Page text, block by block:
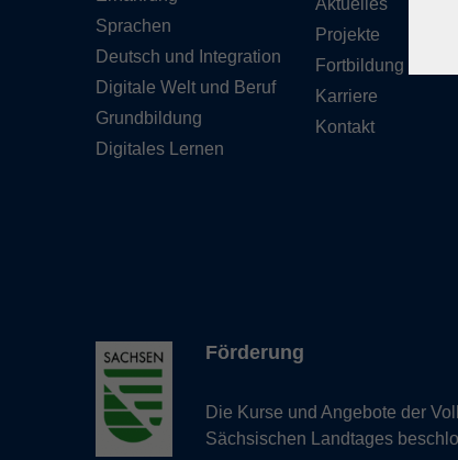
Sprachen
Deutsch und Integration
Digitale Welt und Beruf
Grundbildung
Digitales Lernen
Projekte
Fortbildung
Karriere
Kontakt
Förderung
Die Kurse und Angebote der
Sächsischen Landtages